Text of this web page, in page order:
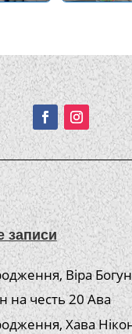
Подписывайтесь!
записи
Віра
на честь 20 Ава
Хава